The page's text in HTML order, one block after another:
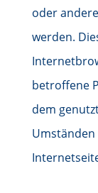
oder
werden.
betroffene
dem